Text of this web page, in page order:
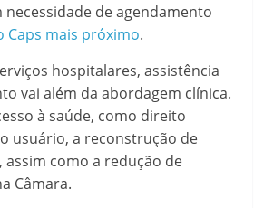
de agendamento
Caps mais próximo.
hospitalares, assistência
vai além da abordagem clínica.
à saúde, como direito
usuário, a reconstrução de
como a redução de
Câmara.